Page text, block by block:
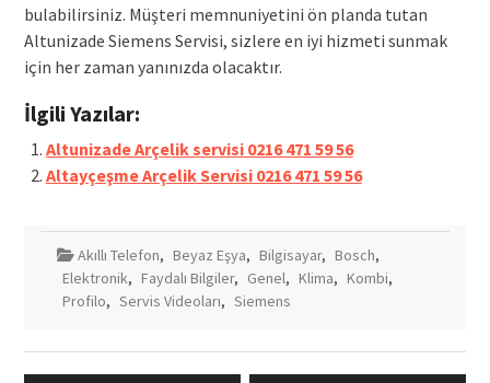
bulabilirsiniz. Müşteri memnuniyetini ön planda tutan
Altunizade Siemens Servisi, sizlere en iyi hizmeti sunmak
için her zaman yanınızda olacaktır.
İlgili Yazılar:
Altunizade Arçelik servisi 0216 471 59 56
Altayçeşme Arçelik Servisi 0216 471 59 56
Akıllı Telefon, Beyaz Eşya, Bilgisayar, Bosch,
Elektronik, Faydalı Bilgiler, Genel, Klima, Kombi,
Profilo, Servis Videoları, Siemens